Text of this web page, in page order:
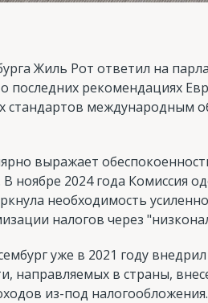
Жиль Рот ответил на
последних рекомендациях
стандартов международным
выражает
ноябре 2024 года Комиссия
необходимость
налогов через
уже в 2021 году
направляемых в страны,
из-под налогообложения.